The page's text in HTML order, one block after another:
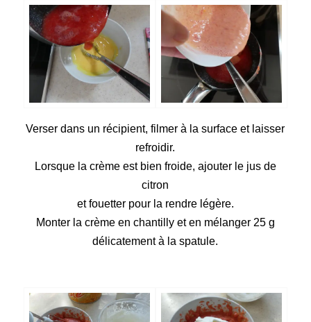
Verser dans un récipient, filmer à la surface et laisser
refroidir.
Lorsque la crème est bien froide, ajouter le jus de
citron
et fouetter pour la rendre légère.
Monter la crème en chantilly et en mélanger 25 g
délicatement à la spatule.